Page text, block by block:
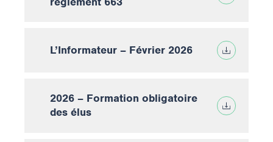
L’Informateur – Février 2026
2026 – Formation obligatoire
des élus